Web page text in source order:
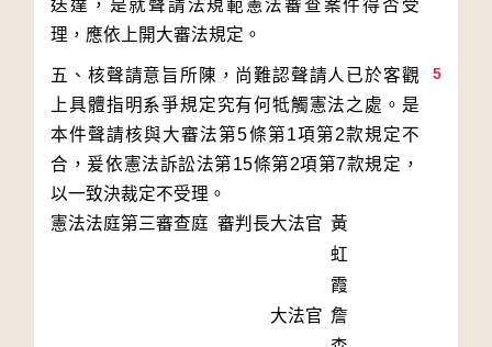
送達，是就聲請法規範憲法審查案件得否受
5
五、核聲請意旨所陳，尚難認聲請人已於客觀
上具體指明系爭規定究有何牴觸憲法之處。是
本件聲請核與大審法第5條第1項第2款規定不
合，爰依憲法訴訟法第15條第2項第7款規定，
以一致決裁定不受理。
憲法法庭第三審查庭 審判長大法官 黃
虹
霞
大法官 詹